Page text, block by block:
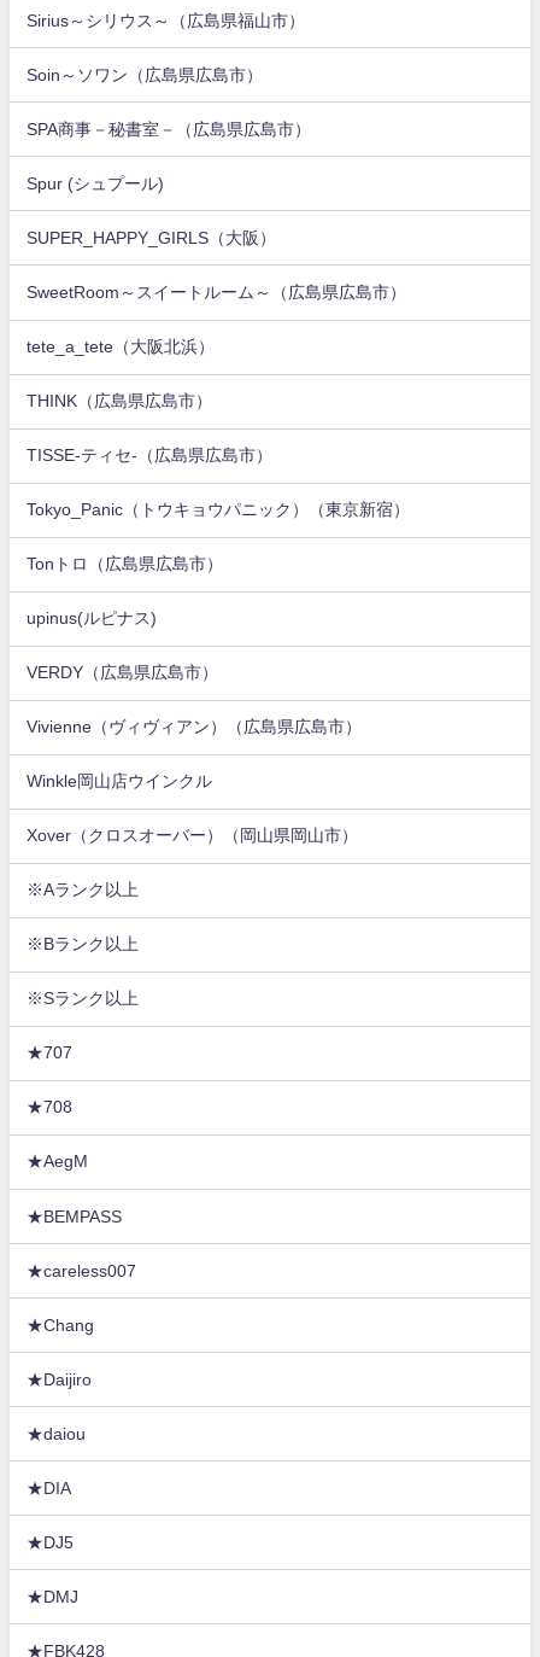
Sirius～シリウス～（広島県福山市）
Soin～ソワン（広島県広島市）
SPA商事－秘書室－（広島県広島市）
Spur (シュプール)
SUPER_HAPPY_GIRLS（大阪）
SweetRoom～スイートルーム～（広島県広島市）
tete_a_tete（大阪北浜）
THINK（広島県広島市）
TISSE-ティセ-（広島県広島市）
Tokyo_Panic（トウキョウパニック）（東京新宿）
Tonトロ（広島県広島市）
upinus(ルピナス)
VERDY（広島県広島市）
Vivienne（ヴィヴィアン）（広島県広島市）
Winkle岡山店ウインクル
Xover（クロスオーバー）（岡山県岡山市）
※Aランク以上
※Bランク以上
※Sランク以上
★707
★708
★AegM
★BEMPASS
★careless007
★Chang
★Daijiro
★daiou
★DIA
★DJ5
★DMJ
★FBK428